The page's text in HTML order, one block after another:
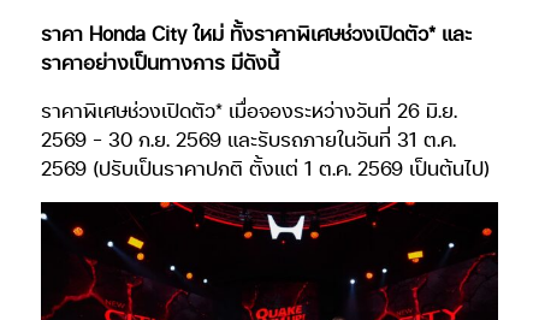
ราคา Honda City ใหม่ ทั้งราคาพิเศษช่วงเปิดตัว* และ
ราคาอย่างเป็นทางการ มีดังนี้
ราคาพิเศษช่วงเปิดตัว* เมื่อจองระหว่างวันที่ 26 มิ.ย.
2569 – 30 ก.ย. 2569 และรับรถภายในวันที่ 31 ต.ค.
2569 (ปรับเป็นราคาปกติ ตั้งแต่ 1 ต.ค. 2569 เป็นต้นไป)